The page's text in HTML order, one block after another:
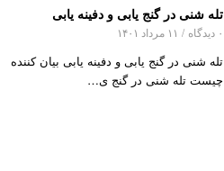
تله شنی در گنج یابی و دفینه یابی
۰ دیدگاه / ۱۱ مرداد ۱۴۰۱
تله شنی در گنج یابی و دفینه یابی بیان کننده
چیست تله شنی در گنج ی…